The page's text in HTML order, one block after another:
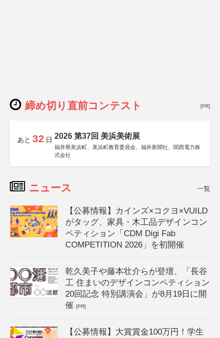
締め切り直前コンテスト [PR]
あと 32 日 2026 第37回 美浜美術展
福井県美浜町、美浜町教育委員会、福井新聞社、関西電力株
式会社
ニュース 一覧
【公募情報】カインズ×コクヨ×VUILD
がタッグ、家具・木工品デザインコン
ペティション「CDM Digi Fab
COMPETITION 2026」を初開催
乾久美子や藤本壮介らが登壇、「長谷
工 住まいのデザインコンペティション
20回記念 特別講演会」が8月19日に開
催[PR]
【公募情報】大賞賞金100万円！学生